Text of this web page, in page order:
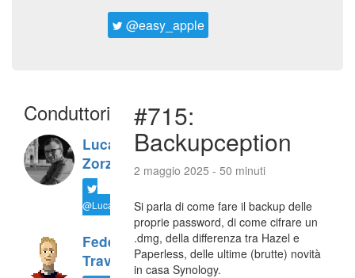
@easy_apple
Conduttori
Luca
Zorzi
@LucaTNT
Federico
Travaini
#715:
Backupception
2 maggio 2025 - 50 minuti
Si parla di come fare il backup delle
proprie password, di come cifrare un
.dmg, della differenza tra Hazel e
Paperless, delle ultime (brutte) novità
in casa Synology.